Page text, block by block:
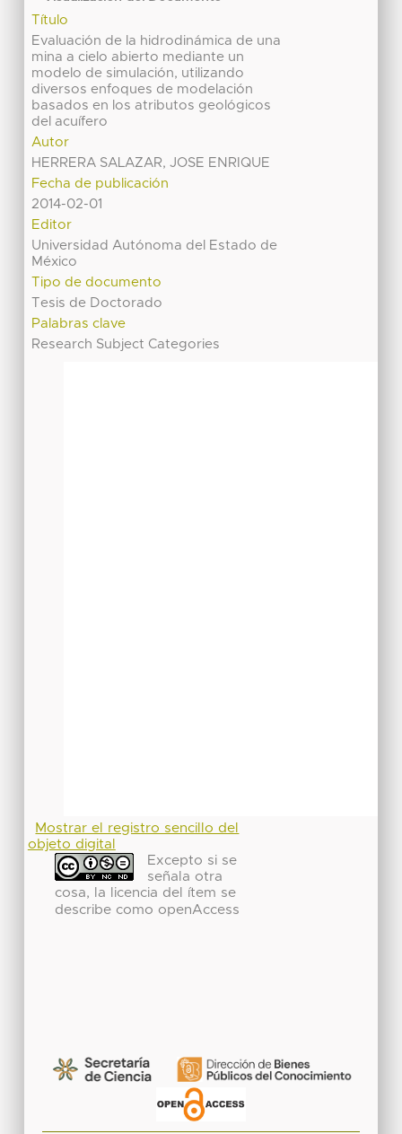
Título
Evaluación de la hidrodinámica de una
mina a cielo abierto mediante un
modelo de simulación, utilizando
diversos enfoques de modelación
basados en los atributos geológicos
del acuífero
Autor
HERRERA SALAZAR, JOSE ENRIQUE
Fecha de publicación
2014-02-01
Editor
Universidad Autónoma del Estado de
México
Tipo de documento
Tesis de Doctorado
Palabras clave
Research Subject Categories
Mostrar el registro sencillo del
objeto digital
Excepto si se
señala otra
cosa, la licencia del ítem se
describe como openAccess